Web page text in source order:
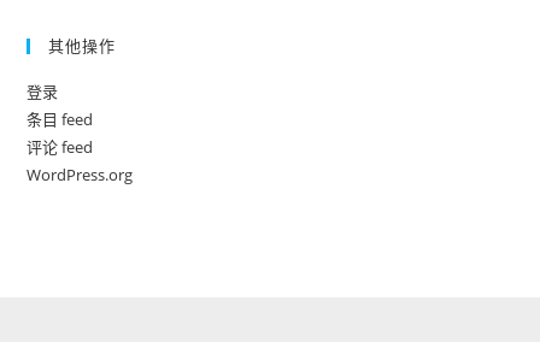
其他操作
登录
条目 feed
评论 feed
WordPress.org